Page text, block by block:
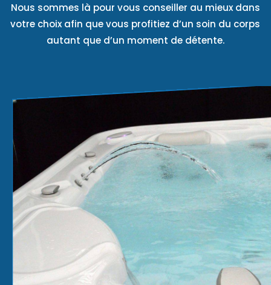
Nous sommes là pour vous conseiller au mieux dans
votre choix afin que vous profitiez d’un soin du corps
autant que d’un moment de détente.